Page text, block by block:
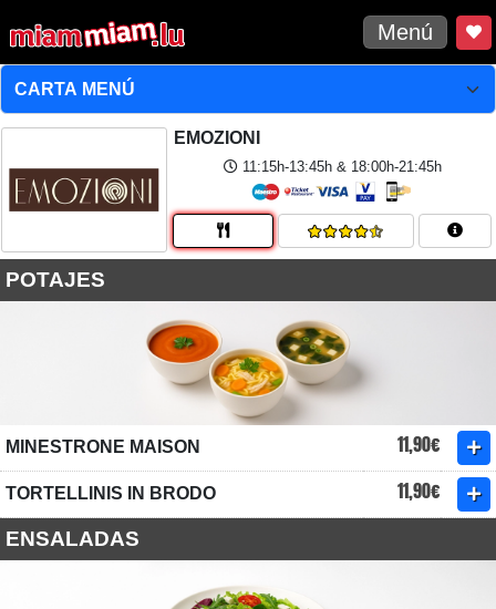
Menú
EMOZIONI
11:15h-13:45h & 18:00h-21:45h
POTAJES
MINESTRONE MAISON 11,90€
TORTELLINIS IN BRODO 11,90€
ENSALADAS